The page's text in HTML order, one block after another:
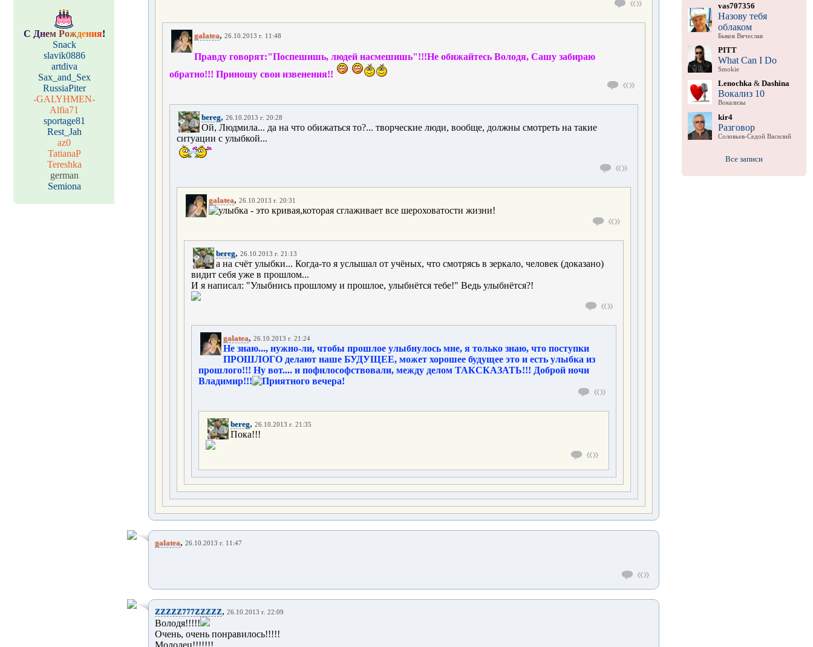
С Днем Рождения!
Snack
slavik0886
artdiva
Sax_and_Sex
RussiaPiter
-GALYHMEN-
Alfia71
sportage81
Rest_Jah
az0
TatianaP
Tereshka
german
Semiona
galatea, 26.10.2013 г. 11:48
Правду говорят:"Поспешишь, людей насмешишь"!!!Не обижайтесь Володя, Сашу забираю
обратно!!! Приношу свои извенения!!
bereg, 26.10.2013 г. 20:28
Ой, Людмила... да на что обижаться то?... творческие люди, вообще, должны смотреть на такие
ситуации с улыбкой...
galatea, 26.10.2013 г. 20:31
bereg, 26.10.2013 г. 21:13
а на счёт улыбки... Когда-то я услышал от учёных, что смотрясь в зеркало, человек (доказано)
видит себя уже в прошлом...
И я написал: "Улыбнись прошлому и прошлое, улыбнётся тебе!" Ведь улыбнётся?!
galatea, 26.10.2013 г. 21:24
Не знаю..., нужно-ли, чтобы прошлое улыбнулось мне, я только знаю, что поступки
ПРОШЛОГО делают наше БУДУЩЕЕ, может хорошее будущее это и есть улыбка из
прошлого!!! Ну вот.... и пофилософствовали, между делом ТАКСКАЗАТЬ!!! Доброй ночи
Владимир!!!
bereg, 26.10.2013 г. 21:35
Пока!!!
galatea, 26.10.2013 г. 11:47
ZZZZZ777ZZZZZ, 26.10.2013 г. 22:09
Володя!!!!!
Очень, очень понравилось!!!!!
Молодец!!!!!!!
vas707356
Назову тебя
облаком
Быков Вячеслав
PITT
What Can I Do
Smokie
Lenochka & Dashina
Вокализ 10
Вокализы
kir4
Разговор
Соловьев-Седой Василий
Все записи